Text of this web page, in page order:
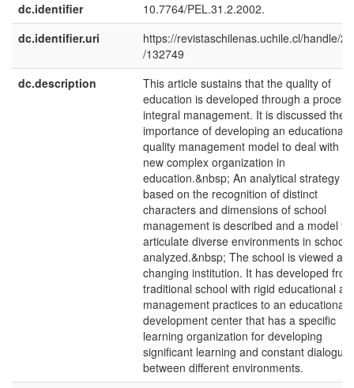
dc.identifier
10.7764/PEL.31.2.2002.
dc.identifier.uri
https://revistaschilenas.uchile.cl/handle/
/132749
dc.description
This article sustains that the quality of
education is developed through a
integral management. It is discussed the
importance of developing an educational
quality management model to deal with a
new complex organization in
education.&nbsp; An analytical strategy
based on the recognition of distinct
characters and dimensions of school
management is described and a model to
articulate diverse environments in
analyzed.&nbsp; The school is viewed as
changing institution. It has developed
traditional school with rigid educational
management practices to an educational
development center that has a specific
learning organization for developing
significant learning and constant dialogue
between different environments.